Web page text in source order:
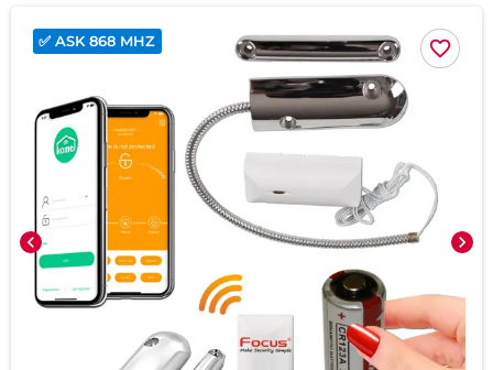
favorite_border
chevron_left chevron_right
✅ ASK 868 MHZ